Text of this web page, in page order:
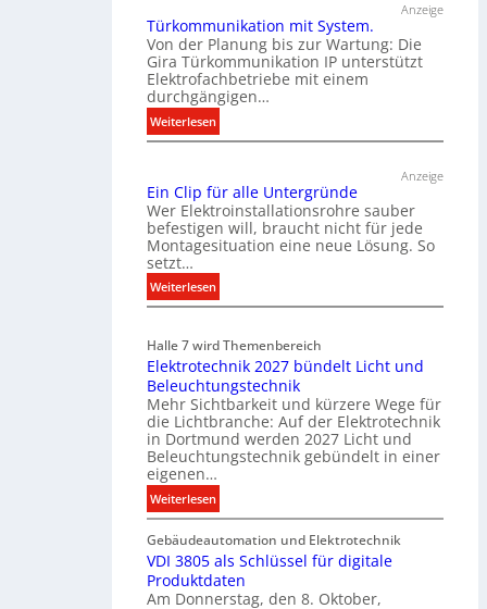
Anzeige
Türkommunikation mit System.
Von der Planung bis zur Wartung: Die
Gira Türkommunikation IP unterstützt
Elektrofachbetriebe mit einem
durchgängigen…
Weiterlesen:
T
r
k
o
m
u
n
k
a
t
i
o
n
t
S
y
s
t
Anzeige
Ein Clip für alle Untergründe
Wer Elektroinstallationsrohre sauber
befestigen will, braucht nicht für jede
Montagesituation eine neue Lösung. So
setzt…
Weiterlesen:
E
n
C
l
i
p
f
a
l
e
U
Halle 7 wird Themenbereich
Elektrotechnik 2027 bündelt Licht und
Beleuchtungstechnik
Mehr Sichtbarkeit und kürzere Wege für
die Lichtbranche: Auf der Elektrotechnik
in Dortmund werden 2027 Licht und
Beleuchtungstechnik gebündelt in einer
eigenen…
Weiterlesen:
E
l
e
k
t
Gebäudeautomation und Elektrotechnik
VDI 3805 als Schlüssel für digitale
Produktdaten
Am Donnerstag, den 8. Oktober,